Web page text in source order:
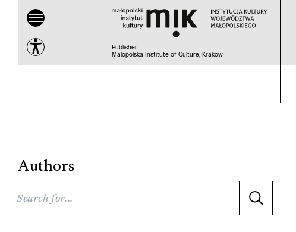
Publisher:
Malopolska Institute of Culture, Krakow
Authors